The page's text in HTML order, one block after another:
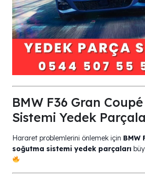
BMW F36 Gran
Sistemi Yedek
Hararet problemlerini önlemek için BMW
soğutma sistemi yedek parçaları